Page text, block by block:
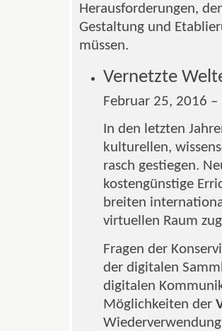
Herausforderungen,
Gestaltung und
müssen.
Vernetzte
Februar 25, 2016
In den letzten
kulturellen,
rasch gestiegen.
kostengünstige
breiten
virtuellen Raum
Fragen der
der digitalen
digitalen
Möglichkeiten der